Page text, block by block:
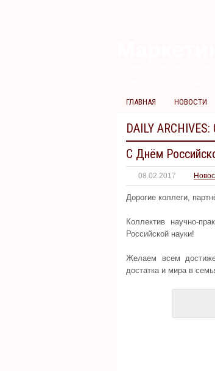
ГЛАВНАЯ НОВОСТИ
DAILY ARCHIVES:
С Днём
08.02.2017
Дорогие коллеги,
Коллектив научно-
Российской науки!
Желаем всем
достатка и мира в